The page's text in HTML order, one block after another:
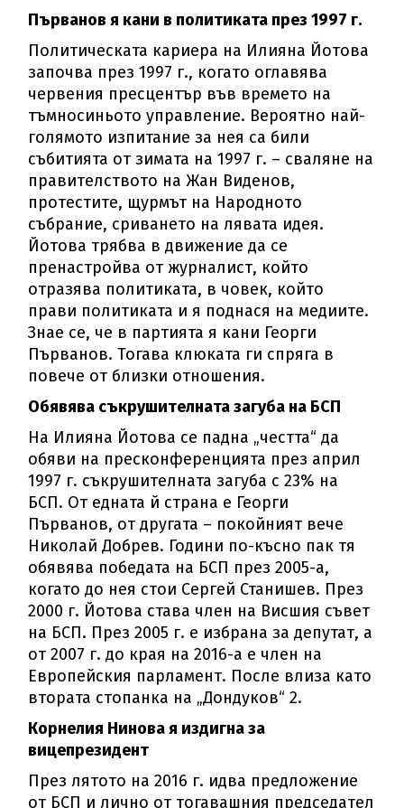
Първанов я кани в политиката през 1997 г.
Политическата кариера на Илияна Йотова
започва през 1997 г., когато оглавява
червения пресцентър във времето на
тъмносиньото управление. Вероятно най-
голямото изпитание за нея са били
събитията от зимата на 1997 г. – сваляне на
правителството на Жан Виденов,
протестите, щурмът на Народното
събрание, сриването на лявата идея.
Йотова трябва в движение да се
пренастройва от журналист, който
отразява политиката, в човек, който
прави политиката и я поднася на медиите.
Знае се, че в партията я кани Георги
Първанов. Тогава клюката ги спряга в
повече от близки отношения.
Обявява съкрушителната загуба на БСП
На Илияна Йотова се падна „честта“ да
обяви на пресконференцията през април
1997 г. съкрушителната загуба с 23% на
БСП. От едната й страна е Георги
Първанов, от другата – покойният вече
Николай Добрев. Години по-късно пак тя
обявява победата на БСП през 2005-а,
когато до нея стои Сергей Станишев. През
2000 г. Йотова става член на Висшия съвет
на БСП. През 2005 г. е избрана за депутат, а
от 2007 г. до края на 2016-а е член на
Европейския парламент. После влиза като
втората стопанка на „Дондуков“ 2.
Корнелия Нинова я издигна за
вицепрезидент
През лятото на 2016 г. идва предложение
от БСП и лично от тогавашния председател